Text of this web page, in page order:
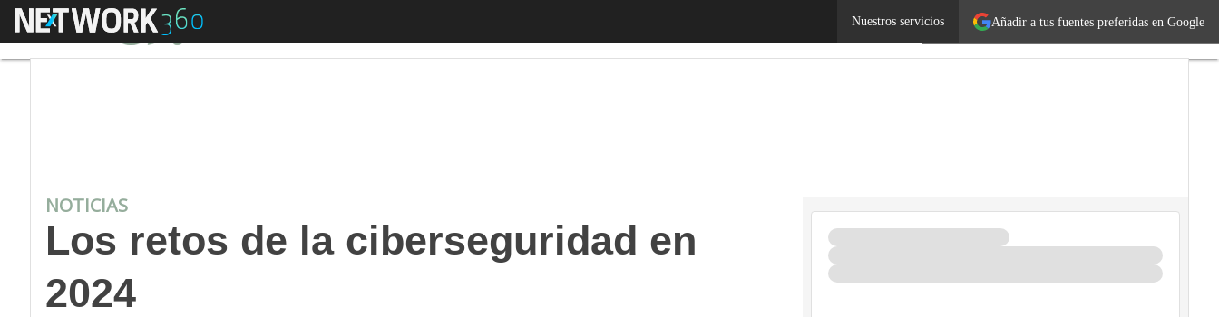
Añadir a tus fuentes preferidas en Google
Nuestros servicios
Menú Tecnología
NOTICIAS
Los retos de la ciberseguridad en
2024